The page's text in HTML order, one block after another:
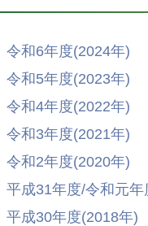
令和6年度(2024年)
令和5年度(2023年)
令和4年度(2022年)
令和3年度(2021年)
令和2年度(2020年)
平成31年度/令和元年
平成30年度(2018年)